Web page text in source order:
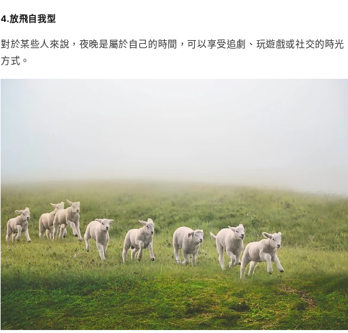
4.放飛自我型
對於某些人來說，夜晚是屬於自己的時間，可以享受追劇、玩遊戲或社交的時光
方式。